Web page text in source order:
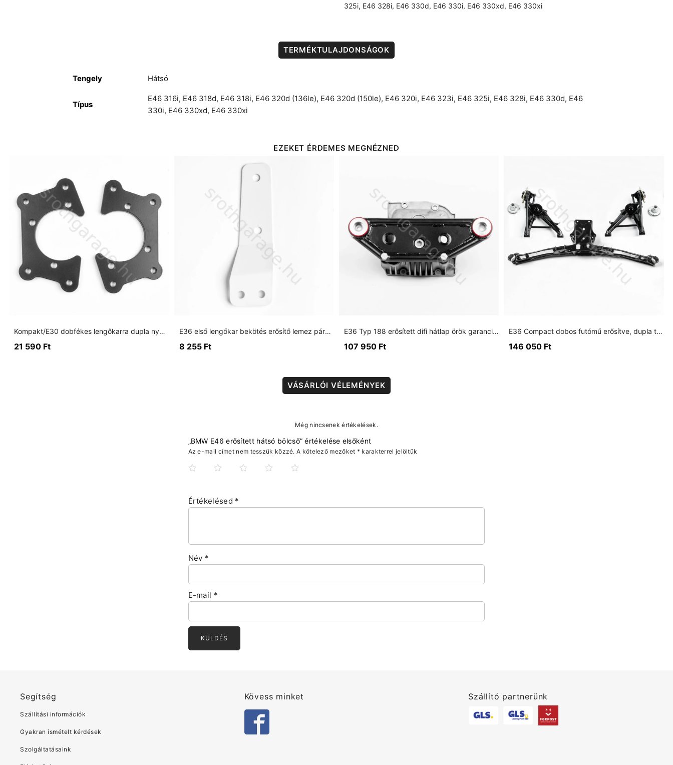
325i, E46 328i, E46 330d, E46 330i, E46 330xd, E46 330xi
TERMÉKTULAJDONSÁGOK
Tengely Hátsó
Típus
E46 316i, E46 318d, E46 318i, E46 320d (136le), E46 320d (150le), E46 320i, E46 323i, E46 325i, E46 328i, E46 330d, E46
330i, E46 330xd, E46 330xi
EZEKET ÉRDEMES MEGNÉZNED
Kompakt/E30 dobfékes lengőkarra dupla nyerges konzol
21 590 Ft
E36 első lengőkar bekötés erősítő lemez párban
8 255 Ft
E36 Typ 188 erősített difi hátlap örök garanciával
107 950 Ft
E36 Compact dobos futómű erősítve, dupla tárcsásra alakítva
146 050 Ft
VÁSÁRLÓI VÉLEMÉNYEK
Még nincsenek értékelések.
„BMW E46 erősített hátsó bölcső” értékelése elsőként
Az e-mail címet nem tesszük közzé. A kötelező mezőket * karakterrel jelöltük
Értékelésed *
Név *
E-mail *
Segítség
Szállítási információk
Gyakran ismételt kérdések
Szolgáltatásaink
Kövess minket Szállító partnerünk